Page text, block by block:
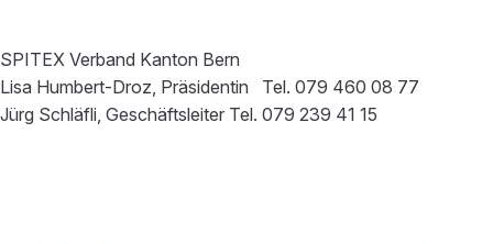
SPITEX Verband Kanton Bern
Lisa Humbert-Droz, Präsidentin Tel. 079 460 08 77
Jürg Schläfli, Geschäftsleiter Tel. 079 239 41 15